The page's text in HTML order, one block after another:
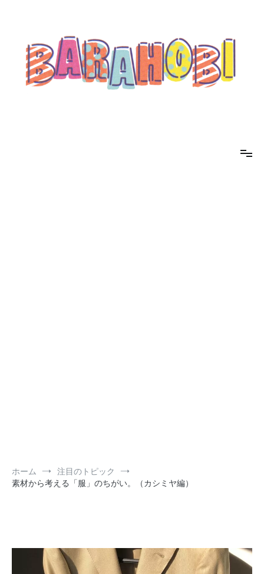
ホーム
注目のトピック
素材から考える「服」のちがい。（カシミヤ編）